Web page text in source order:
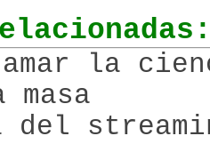
amar la
masa
del